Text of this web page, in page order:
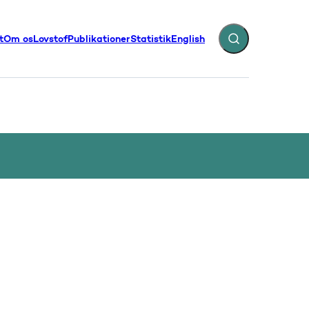
Om osLovstofPublikationerStatistikEnglish Fold søgefelt ud
- Flere links